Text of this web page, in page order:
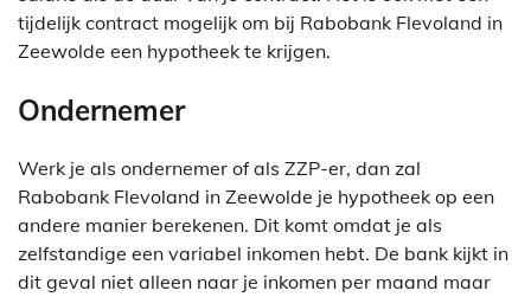
tijdelijk contract mogelijk om bij Rabobank Flevoland in
Zeewolde een hypotheek te krijgen.
Ondernemer
Werk je als ondernemer of als ZZP-er, dan zal
Rabobank Flevoland in Zeewolde je hypotheek op een
andere manier berekenen. Dit komt omdat je als
zelfstandige een variabel inkomen hebt. De bank kijkt in
dit geval niet alleen naar je inkomen per maand maar